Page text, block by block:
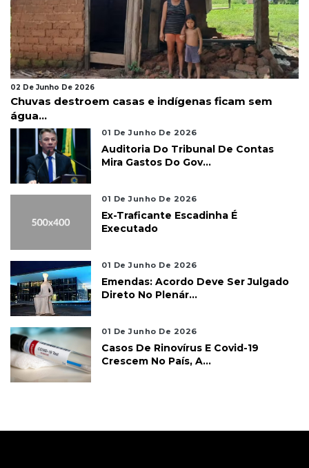
02 De Junho De 2026
Chuvas destroem casas e indígenas ficam sem
água...
01 De Junho De 2026
Auditoria Do Tribunal De Contas
Mira Gastos Do Gov...
01 De Junho De 2026
Ex-Traficante Escadinha É
Executado
01 De Junho De 2026
Emendas: Acordo Deve Ser Julgado
Direto No Plenár...
01 De Junho De 2026
Casos De Rinovírus E Covid-19
Crescem No País, A...